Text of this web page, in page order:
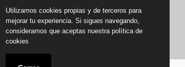
vampiros
Utilizamos cookies propias y de terceros para
mejorar tu experiencia. Si sigues navegando,
consideramos que aceptas nuestra política de
cookies